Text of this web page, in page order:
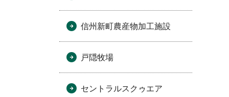
信州新町農産物加工施設
戸隠牧場
セントラルスクゥエア